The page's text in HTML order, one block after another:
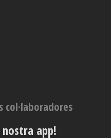
col·laboradores
app!